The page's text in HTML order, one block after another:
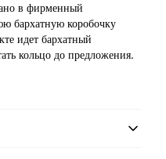
в фирменный
бархатную коробочку
идет бархатный
кольцо до предложения.